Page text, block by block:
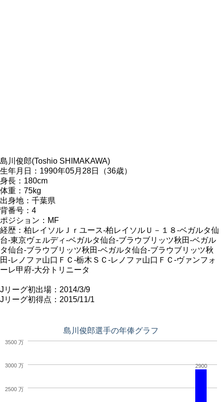
島川俊郎(Toshio SHIMAKAWA)
生年月日：1990年05月28日（36歳）
身長：180cm
体重：75kg
出身地：千葉県
背番号：4
ポジション：MF
経歴：柏レイソルＪｒユース-柏レイソルＵ－１８-ベガルタ仙
台-東京ヴェルディ-ベガルタ仙台-ブラウブリッツ秋田-ベガル
タ仙台-ブラウブリッツ秋田-ベガルタ仙台-ブラウブリッツ秋
田-レノファ山口ＦＣ-栃木ＳＣ-レノファ山口ＦＣ-ヴァンフォ
ーレ甲府-大分トリニータ
Jリーグ初出場：2014/3/9
Jリーグ初得点：2015/11/1
島川俊郎選手の年俸グラフ
2900
2500 万
3000 万
3500 万